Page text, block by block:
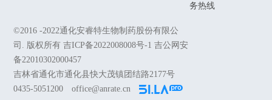
©2016 -2022通化安睿特生物制药股份有限公
司. 版权所有 吉ICP备2022008008号-1 吉公网安
备22010302000457
吉林省通化市通化县快大茂镇团结路2177号
0435-5051200
office@anrate.cn
务热线